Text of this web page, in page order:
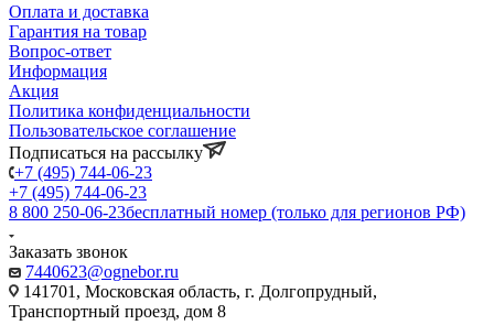
Оплата и доставка
Гарантия на товар
Вопрос-ответ
Информация
Акция
Политика конфиденциальности
Пользовательское соглашение
Подписаться на рассылку
+7 (495) 744-06-23
+7 (495) 744-06-23
8 800 250-06-23бесплатный номер (только для регионов РФ)
Заказать звонок
7440623@ognebor.ru
141701, Московская область, г. Долгопрудный,
Транспортный проезд, дом 8